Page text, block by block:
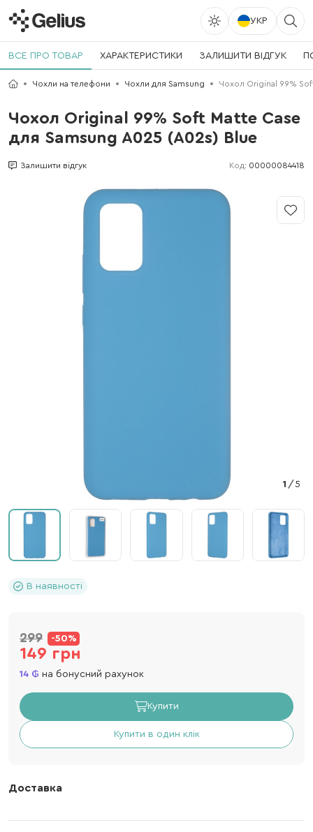
УКР
ВСЕ ПРО ТОВАР ХАРАКТЕРИСТИКИ ЗАЛИШИТИ ВІДГУК
Чохли на телефони Чохли для Samsung Чохол Original 99%
Чохол Original 99% Soft Matte Case
для Samsung A025 (A02s) Blue
Залишити відгук Код: 00000084418
1 /5
В наявності
299 -50%
149 грн
14 на бонусний рахунок
Купити
Купити в один клік
Доставка